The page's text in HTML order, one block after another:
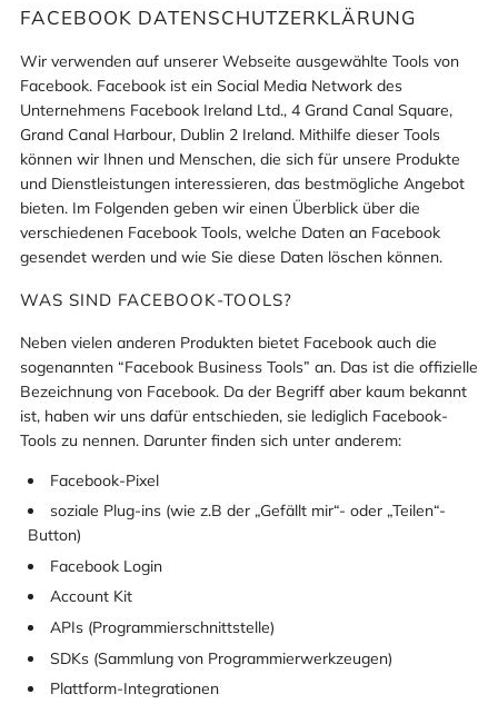
FACEBOOK DATENSCHUTZERKLÄRUNG
Wir verwenden auf unserer Webseite ausgewählte Tools von
Facebook. Facebook ist ein Social Media Network des
Unternehmens Facebook Ireland Ltd., 4 Grand Canal Square,
Grand Canal Harbour, Dublin 2 Ireland. Mithilfe dieser Tools
können wir Ihnen und Menschen, die sich für unsere Produkte
und Dienstleistungen interessieren, das bestmögliche Angebot
bieten. Im Folgenden geben wir einen Überblick über die
verschiedenen Facebook Tools, welche Daten an Facebook
gesendet werden und wie Sie diese Daten löschen können.
WAS SIND FACEBOOK-TOOLS?
Neben vielen anderen Produkten bietet Facebook auch die
sogenannten “Facebook Business Tools” an. Das ist die offizielle
Bezeichnung von Facebook. Da der Begriff aber kaum bekannt
ist, haben wir uns dafür entschieden, sie lediglich Facebook-
Tools zu nennen. Darunter finden sich unter anderem:
Facebook-Pixel
soziale Plug-ins (wie z.B der „Gefällt mir“- oder „Teilen“-
Button)
Facebook Login
Account Kit
APIs (Programmierschnittstelle)
SDKs (Sammlung von Programmierwerkzeugen)
Plattform-Integrationen